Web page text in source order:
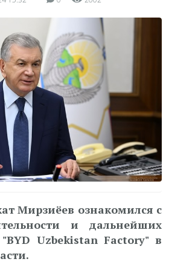
Мирзиёев ознакомился с
и дальнейших
Uzbekistan Factory" в